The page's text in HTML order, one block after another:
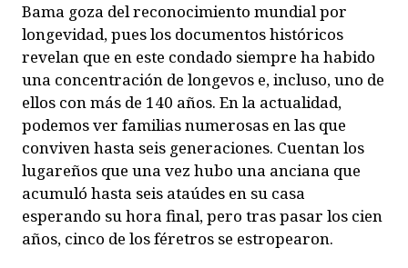
Bama goza del reconocimiento mundial por
longevidad, pues los documentos históricos
revelan que en este condado siempre ha habido
una concentración de longevos e, incluso, uno de
ellos con más de 140 años. En la actualidad,
podemos ver familias numerosas en las que
conviven hasta seis generaciones. Cuentan los
lugareños que una vez hubo una anciana que
acumuló hasta seis ataúdes en su casa
esperando su hora final, pero tras pasar los cien
años, cinco de los féretros se estropearon.